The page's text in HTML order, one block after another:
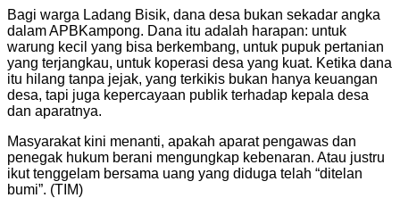
Bagi warga Ladang Bisik, dana desa bukan sekadar angka
dalam APBKampong. Dana itu adalah harapan: untuk
warung kecil yang bisa berkembang, untuk pupuk pertanian
yang terjangkau, untuk koperasi desa yang kuat. Ketika dana
itu hilang tanpa jejak, yang terkikis bukan hanya keuangan
desa, tapi juga kepercayaan publik terhadap kepala desa
dan aparatnya.
Masyarakat kini menanti, apakah aparat pengawas dan
penegak hukum berani mengungkap kebenaran. Atau justru
ikut tenggelam bersama uang yang diduga telah “ditelan
bumi”. (TIM)